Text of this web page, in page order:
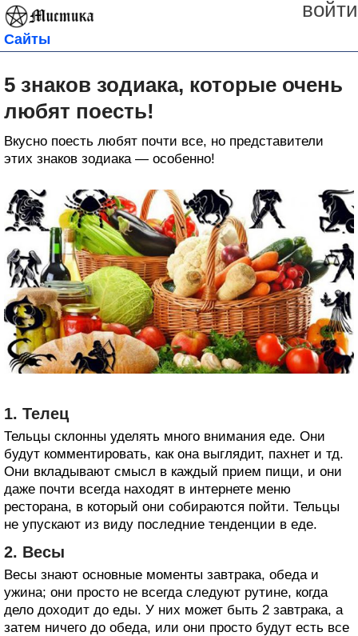
войти
Сайты
5 знаков зодиака, которые очень
любят поесть!
Вкусно поесть любят почти все, но представители
этих знаков зодиака — особенно!
1. Телец
Тельцы склонны уделять много внимания еде. Они
будут комментировать, как она выглядит, пахнет и тд.
Они вкладывают смысл в каждый прием пищи, и они
даже почти всегда находят в интернете меню
ресторана, в который они собираются пойти. Тельцы
не упускают из виду последние тенденции в еде.
2. Весы
Весы знают основные моменты завтрака, обеда и
ужина; они просто не всегда следуют рутине, когда
дело доходит до еды. У них может быть 2 завтрака, а
затем ничего до обеда, или они просто будут есть все